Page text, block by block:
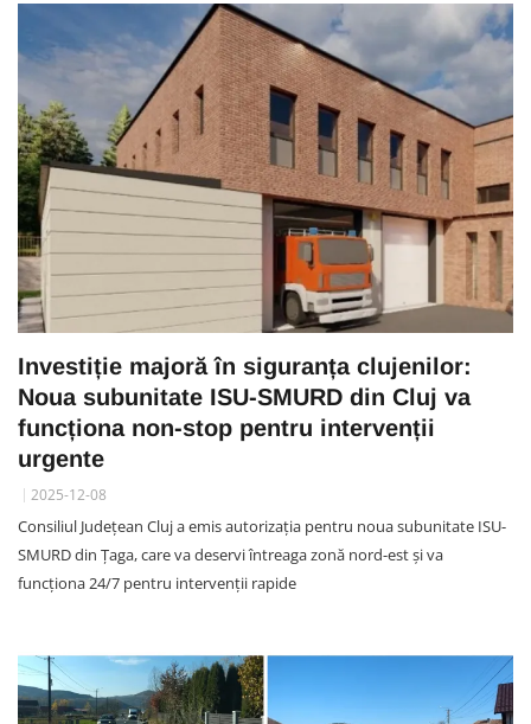
Investiție majoră în siguranța clujenilor:
Noua subunitate ISU-SMURD din Cluj va
funcționa non-stop pentru intervenții
urgente
2025-12-08
Consiliul Județean Cluj a emis autorizația pentru noua subunitate ISU-
SMURD din Țaga, care va deservi întreaga zonă nord-est și va
funcționa 24/7 pentru intervenții rapide